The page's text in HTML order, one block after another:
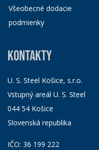
Všeobecné dodacie
podmienky
KONTAKTY
U. S. Steel Košice, s.r.o.
Vstupný areál U. S. Steel
044 54 Košice
Slovenská republika
IČO: 36 199 222